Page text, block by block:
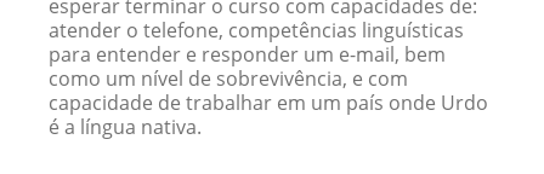
esperar terminar o curso com capacidades de:
atender o telefone, competências linguísticas
para entender e responder um e-mail, bem
como um nível de sobrevivência, e com
capacidade de trabalhar em um país onde Urdo
é a língua nativa.